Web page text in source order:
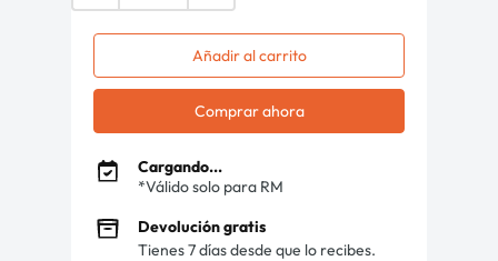
Añadir al carrito
Comprar ahora
Cargando...
*Válido solo para RM
Devolución gratis
Tienes 7 días desde que lo recibes.